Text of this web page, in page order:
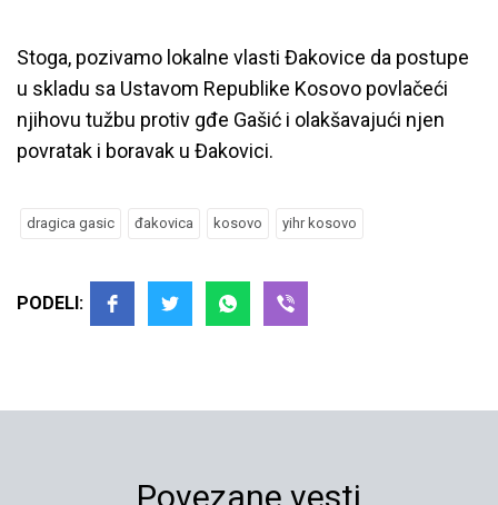
Stoga, pozivamo lokalne vlasti Đakovice da postupe
u skladu sa Ustavom Republike Kosovo povlačeći
njihovu tužbu protiv gđe Gašić i olakšavajući njen
povratak i boravak u Đakovici.
dragica gasic đakovica kosovo yihr kosovo
PODELI:
Povezane vesti